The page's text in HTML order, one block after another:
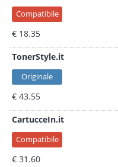
Compatibile
€ 18.35
TonerStyle.it
Originale
€ 43.55
CartucceIn.it
Compatibile
€ 31.60